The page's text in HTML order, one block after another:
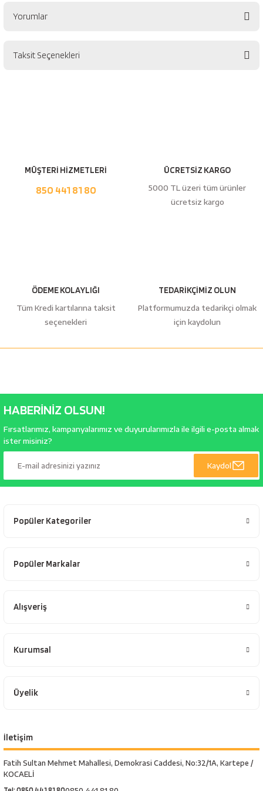
Yorumlar
Taksit Seçenekleri
MÜŞTERİ HİZMETLERİ
850 441 81 80
ÜCRETSİZ KARGO
5000 TL üzeri tüm ürünler
ücretsiz kargo
ÖDEME KOLAYLIĞI
Tüm Kredi kartılarına taksit
seçenekleri
TEDARİKÇİMİZ OLUN
Platformumuzda tedarikçi olmak
için kaydolun
HABERİNİZ OLSUN!
Fırsatlarımız, kampanyalarımız ve duyurularımızla ile ilgili e-posta almak
ister misiniz?
Kaydol
Popüler Kategoriler
Popüler Markalar
Alışveriş
Kurumsal
Üyelik
İletişim
Fatih Sultan Mehmet Mahallesi, Demokrasi Caddesi, No:32/1A, Kartepe /
KOCAELİ